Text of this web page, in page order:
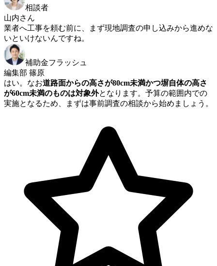
相談者
山内さん
業者へ工事を頼む前に、まず現地調査の申し込みから進めな
いといけないんですね。
補助金フラッシュ
編集部 篠原
はい。なお道路面からの高さが80cm未満かつ塀自体の高さ
が60cm未満のものは対象外となります。予算の範囲内での
実施となるため、まずは事前調査の相談から始めましょう。